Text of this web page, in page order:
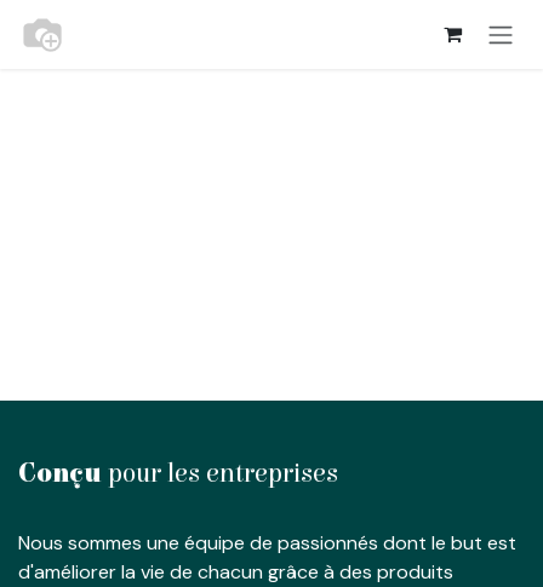
Se rendre au contenu
Conçu pour les entreprises
Nous sommes une équipe de passionnés dont le but est
d'améliorer la vie de chacun grâce à des produits